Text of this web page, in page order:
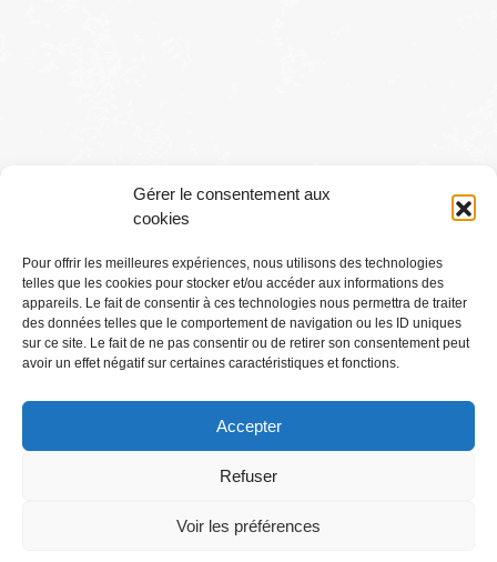
Gérer le consentement aux
cookies
Pour offrir les meilleures expériences, nous utilisons des technologies
telles que les cookies pour stocker et/ou accéder aux informations des
appareils. Le fait de consentir à ces technologies nous permettra de traiter
des données telles que le comportement de navigation ou les ID uniques
sur ce site. Le fait de ne pas consentir ou de retirer son consentement peut
avoir un effet négatif sur certaines caractéristiques et fonctions.
Accepter
Refuser
Voir les préférences
Conditions générales
Mentions légales
Où Me Trouver ?